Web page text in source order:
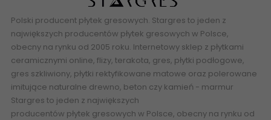
Polski producent płytek gresowych. Stargres to jeden z
największych producentów płytek gresowych w Polsce,
obecny na rynku od 2005 roku. Internetowy sklep z płytkami
ceramicznymi online, flizy, terakota, gres, płytki podłogowe,
gres szkliwiony, płytki rektyfikowane matowe oraz polerowane
imitujące naturalne drewno, beton czy kamień - marmur
Stargres to jeden z największych
producentów płytek gresowych w Polsce, obecny na rynku od